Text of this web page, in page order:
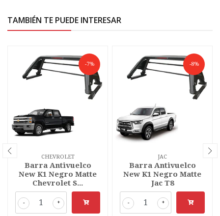
TAMBIÉN TE PUEDE INTERESAR
-7%
CHEVROLET
Barra Antivuelco
New K1 Negro Matte
Chevrolet S...
+
-
-8%
JAC
Barra Antivuelco
New K1 Negro Matte
Jac T8
+
-